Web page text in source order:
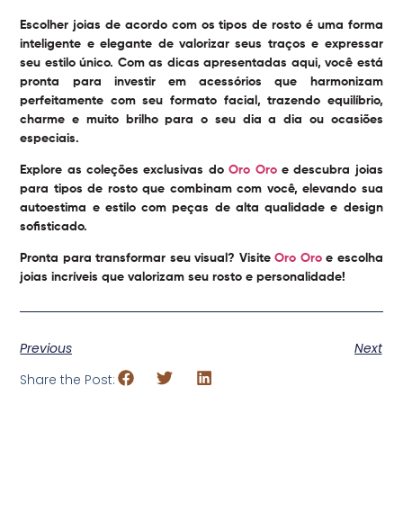
Escolher joias de acordo com os tipos de rosto é uma forma
inteligente e elegante de valorizar seus traços e expressar
seu estilo único. Com as dicas apresentadas aqui, você está
pronta para investir em acessórios que harmonizam
perfeitamente com seu formato facial, trazendo equilíbrio,
charme e muito brilho para o seu dia a dia ou ocasiões
especiais.
Explore as coleções exclusivas doOro Oroe descubra joias
para tipos de rosto que combinam com você, elevando sua
autoestima e estilo com peças de alta qualidade e design
sofisticado.
Pronta para transformar seu visual? VisiteOro Oroe escolha
joias incríveis que valorizam seu rosto e personalidade!
Previous
Next
Share the Post: